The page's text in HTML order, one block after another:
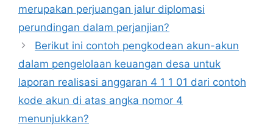
merupakan perjuangan jalur diplomasi
perundingan dalam perjanjian?
Berikut ini contoh pengkodean akun-akun
dalam pengelolaan keuangan desa untuk
laporan realisasi anggaran 4 1 1 01 dari contoh
kode akun di atas angka nomor 4
menunjukkan?